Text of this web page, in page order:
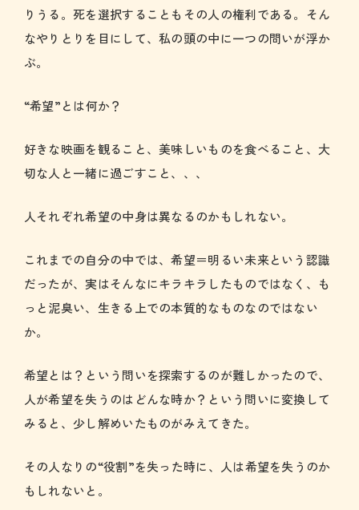
りうる。死を選択することもその人の権利である。そん
なやりとりを目にして、私の頭の中に一つの問いが浮か
ぶ。
“希望”とは何か？
好きな映画を観ること、美味しいものを食べること、大
切な人と一緒に過ごすこと、、、
人それぞれ希望の中身は異なるのかもしれない。
これまでの自分の中では、希望＝明るい未来という認識
だったが、実はそんなにキラキラしたものではなく、も
っと泥臭い、生きる上での本質的なものなのではない
か。
希望とは？という問いを探索するのが難しかったので、
人が希望を失うのはどんな時か？という問いに変換して
みると、少し解めいたものがみえてきた。
その人なりの“役割”を失った時に、人は希望を失うのか
もしれないと。